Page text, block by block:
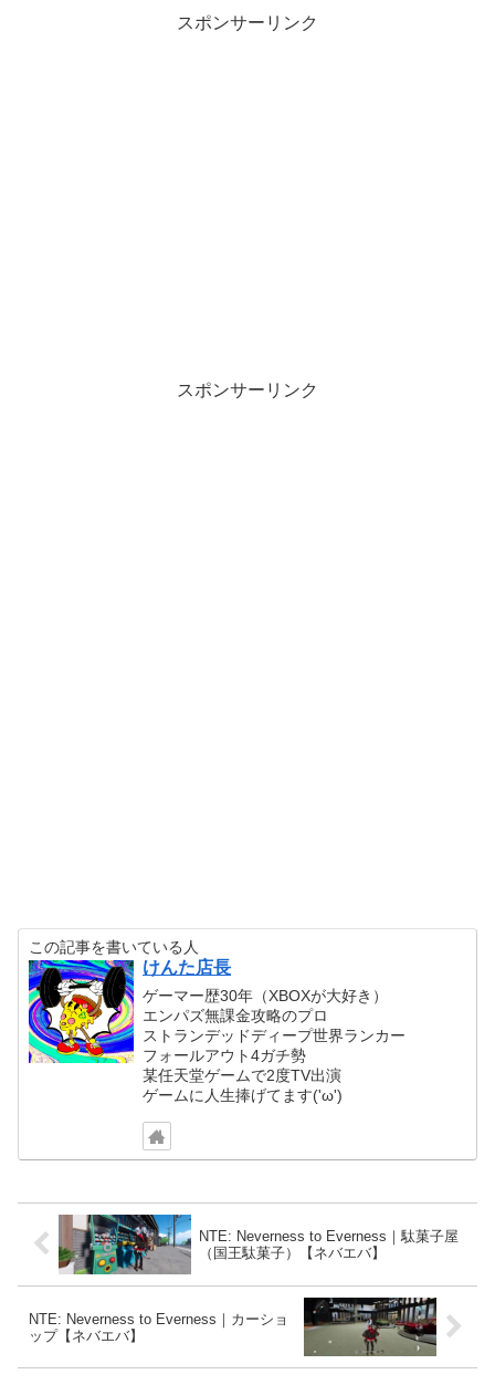
スポンサーリンク
スポンサーリンク
この記事を書いている人
けんた店長
ゲーマー歴30年（XBOXが大好き）
エンパズ無課金攻略のプロ
ストランデッドディープ世界ランカー
フォールアウト4ガチ勢
某任天堂ゲームで2度TV出演
ゲームに人生捧げてます('ω')
NTE: Neverness to Everness｜駄菓子屋
（国王駄菓子）【ネバエバ】
NTE: Neverness to Everness｜カーショ
ップ【ネバエバ】